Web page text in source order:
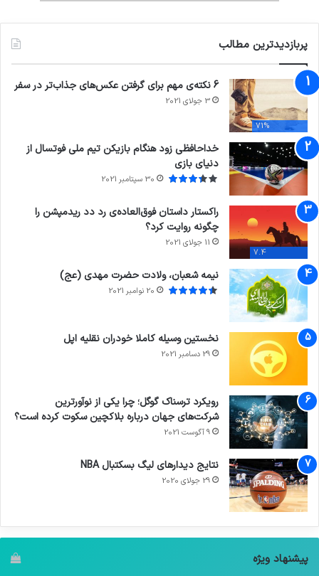
پربازدیدترین مطالب
71%
6 نکته‌ی مهم برای گرفتن عکس‌های جذاب‌تر در سفر
3 جولای 2021
خداحافظی زود هنگام بازیکن تیم ملی فوتسال از
دنیای بازی
30 سپتامبر 2021
7.4
راکستار داستان فوق‌العاده‌ی رد دد ریدمپشن را
چگونه روایت کرد؟
11 جولای 2021
نیمه شعبان، ولادت حضرت مهدی (عج)
20 نوامبر 2021
نخستین وسیله کاملا خودران نقلیه اپل
29 دسامبر 2021
رویکرد ترسناک گوگل؛ چرا یکی از نوآورترین
شرکت‌های جهان درباره بلاکچین سکوت کرده است؟
9 آگوست 2021
نتایج دیدار‌های لیگ بسکتبال NBA
29 جولای 2020
پیشنهاد ویژه